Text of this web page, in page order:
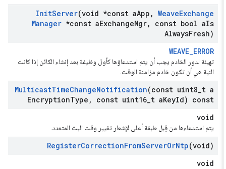
InitServer(void *const aApp WeaveExchange
Manager *const aExchangeMgr const bool aIs
AlwaysFresh)
WEAVE_ERROR
تهيئة لدور الخادم يجب أن يتم استدعاؤها كأول وظيفة بعد إنشاء الكائن إذا كانت
النية هي أن تكون خادم مزامنة الوقت.
MulticastTimeChangeNotification(const uint8 _ t a
EncryptionType const uint16 _ t aKeyId) const
void
يتم استدعاءها من قِبل طبقة أعلى لإشعار تغيير وقت البث المتعدد.
RegisterCorrectionFromServerOrNtp(void)
void